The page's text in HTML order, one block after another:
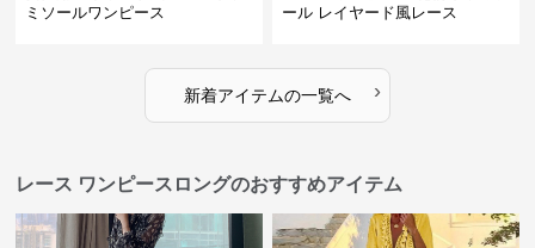
ミソールワンピース
ール レイヤード風レース
新着アイテムの一覧へ ›
レース ワンピースロングのおすすめアイテム